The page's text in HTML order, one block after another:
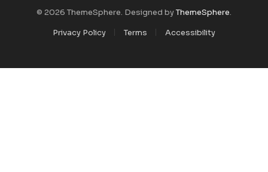
© 2026 ThemeSphere. Designed byThemeSphere.
Privacy Policy
Terms Accessibility